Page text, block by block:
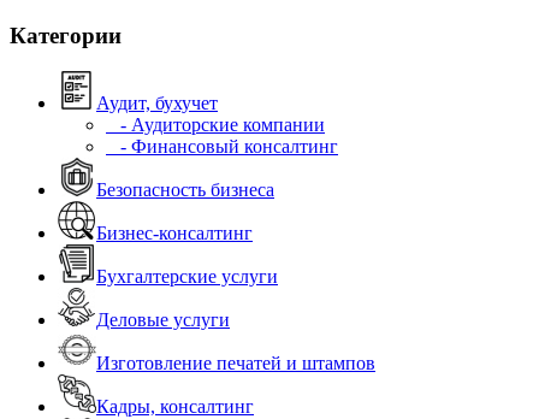
Категории
Аудит, бухучет
- Аудиторские компании
- Финансовый консалтинг
Безопасность бизнеса
Бизнес-консалтинг
Бухгалтерские услуги
Деловые услуги
Изготовление печатей и штампов
Кадры, консалтинг